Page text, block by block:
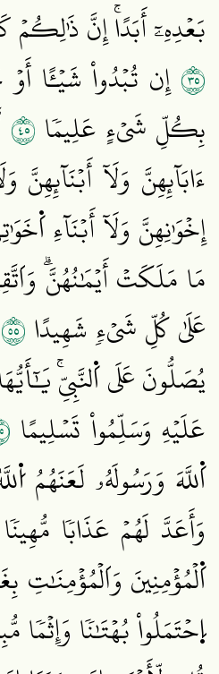
بَعۡدِهِۦٓ أَبَدًاۚ إِنَّ ذَٰلِكُمۡ
٥٣إِن تُبۡدُواْ شَيۡـًٔا أَوۡ
بِكُلِّ شَيۡءٍ عَلِيمٗا ٥٤
ءَابَآئِهِنَّ وَلَآ أَبۡنَآئِهِنَّ
إِخۡوَٰنِهِنَّ وَلَآ أَبۡنَآءِ
مَا مَلَكَتۡ أَيۡمَٰنُهُنَّۗ
عَلَىٰ كُلِّ شَيۡءٖ شَهِيدًا٥٥
يُصَلُّونَ عَلَى اَ۬لنَّبِيِّۚ
عَلَيۡهِ وَسَلِّمُواْ تَسۡلِيمًا
اَ۬للَّهَ وَرَسُولَهُۥ لَعَنَهُمُ
وَأَعَدَّ لَهُمۡ عَذَابٗا مُّهِينٗا
اَ۬لۡمُؤۡمِنِينَ وَاَلۡمُؤۡمِنَٰتِ
اِ۪حۡتَمَلُواْ بُهۡتَٰنٗا وَإِثۡمٗا